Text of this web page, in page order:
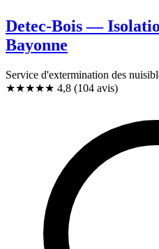
Detec-Bois —
Bayonne
Service d'extermination des
★★★★★ 4,8 (104 avis)